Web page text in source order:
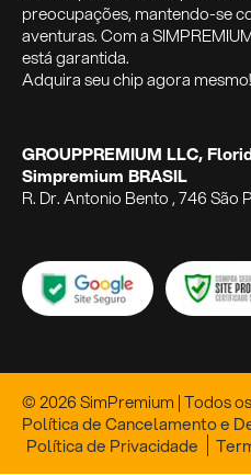
preocupações, mantendo-se
aventuras. Com a
está garantida.
Adquira seu chip agora mesmo!
GROUPPREMIUM LLC,
Simpremium BRASIL
R. Dr. Antonio Bento , 746 São
© 2026 SimPremium | Todos
Política de Cancelamento e
Política de Privacidade